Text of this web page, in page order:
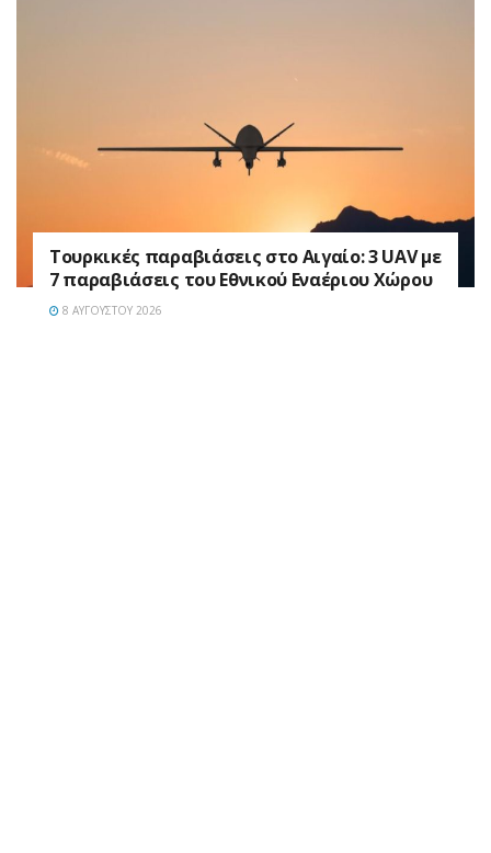
Τουρκικές παραβιάσεις στο Αιγαίο: 3 UAV με
7 παραβιάσεις του Εθνικού Εναέριου Χώρου
8 ΑΥΓΟΎΣΤΟΥ 2026